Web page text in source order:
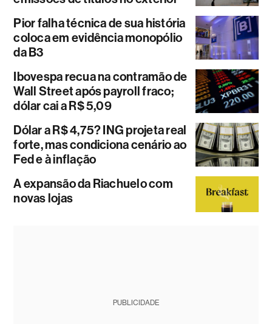
Pior falha técnica de sua história
coloca em evidência monopólio
da B3
Ibovespa recua na contramão de
Wall Street após payroll fraco;
dólar cai a R$ 5,09
Dólar a R$ 4,75? ING projeta real
forte, mas condiciona cenário ao
Fed e à inflação
A expansão da Riachuelo com
novas lojas
PUBLICIDADE